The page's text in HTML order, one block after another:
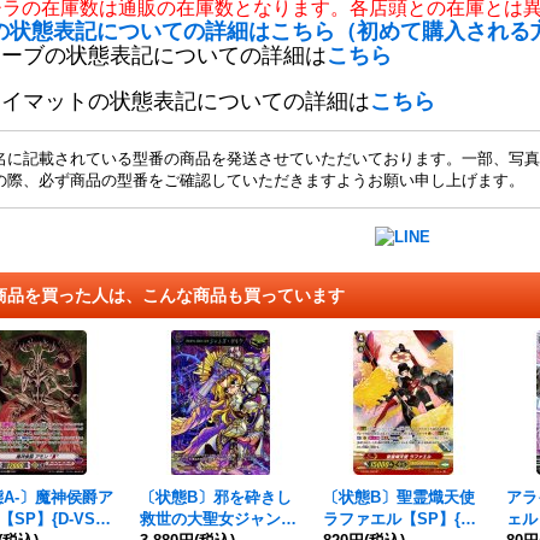
の在庫数は通販の在庫数となります。各店頭との在庫とは
状態表記についての詳細はこちら（初めて購入される
ブの状態表記についての詳細はこちら
マットの状態表記についての詳細はこちら
記載されている型番の商品を発送させていただいております。一部、写
際、必ず商品の型番をご確認していただきますようお願い申し上げます。
品を買った人は、こんな商品も買っています
A-〕魔神侯爵ア
SP】{D-VS0
〔状態B〕邪を砕きし
救世の大聖女ジャン
〔状態B〕聖霊熾天使
ラファエル【SP】{G-
ア
ェ